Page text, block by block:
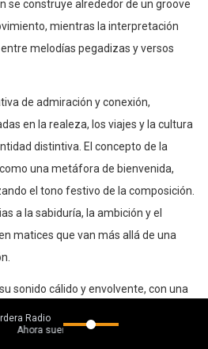
se construye alrededor de un groove
mientras la interpretación
melodías pegadizas y versos
de admiración y conexión,
en la realeza, los viajes y la cultura
distintiva. El concepto de la
una metáfora de bienvenida,
el tono festivo de la composición.
a la sabiduría, la ambición y el
matices que van más allá de una
sonido cálido y envolvente, con una
mantener una energía constante de
es una canción dinámica y
Radio
Ahora suena